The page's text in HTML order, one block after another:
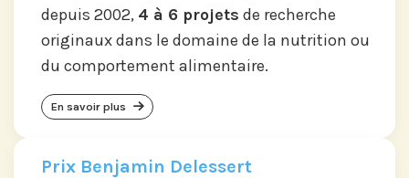
depuis 2002, 4 à 6 projets de recherche
originaux dans le domaine de la nutrition ou
du comportement alimentaire.
En savoir plus
Prix Benjamin Delessert